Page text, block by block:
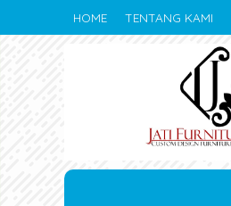
HOME TENTANG KAMI